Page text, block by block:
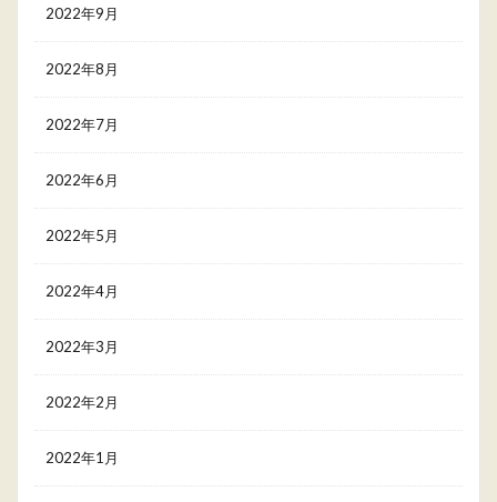
2022年9月
2022年8月
2022年7月
2022年6月
2022年5月
2022年4月
2022年3月
2022年2月
2022年1月